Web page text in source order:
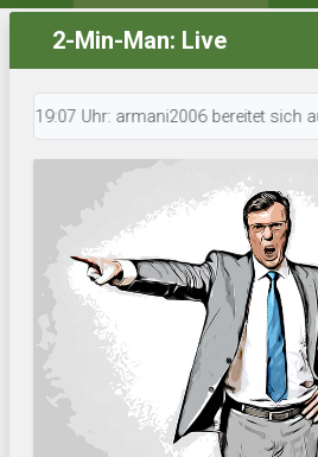
2-Min-Man: Live
19:07 Uhr: armani2006 bereitet sich auf